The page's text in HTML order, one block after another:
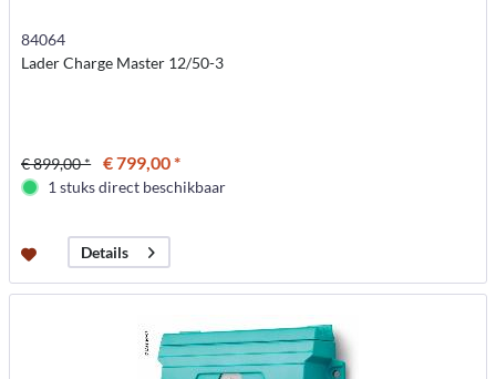
84064
Lader Charge Master 12/50-3
€ 899,00 * € 799,00 *
1 stuks direct beschikbaar
Details